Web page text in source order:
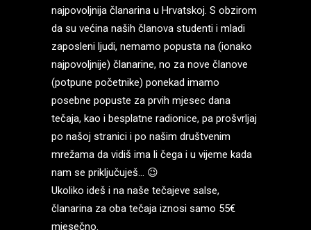
najpovoljnija članarina u Hrvatskoj. S obzirom
da su većina naših članova studenti i mladi
zaposleni ljudi, nemamo popusta na (ionako
najpovoljnije) članarine, no za nove članove
(potpune početnike) ponekad imamo
posebne popuste za prvih mjesec dana
tečaja, kao i besplatne radionice, pa prošvrljaj
po našoj stranici i po našim društvenim
mrežama da vidiš ima li čega i u vijeme kada
nam se priključuješ… 😉
Ukoliko ideš i na naše tečajeve salse,
članarina za oba tečaja iznosi samo 55€
mjesečno.